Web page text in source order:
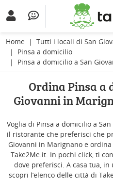
Home
Tutti i locali di San
Pinsa a domicilio
Pinsa a domicilio a San
Ordina Pinsa a
Giovanni in
Voglia di Pinsa a domicilio a
il ristorante che preferisci che
Giovanni in Marignano e
Take2Me.it. In pochi click, ti
dove preferisci. A casa tua,
scopri l’elenco delle città di